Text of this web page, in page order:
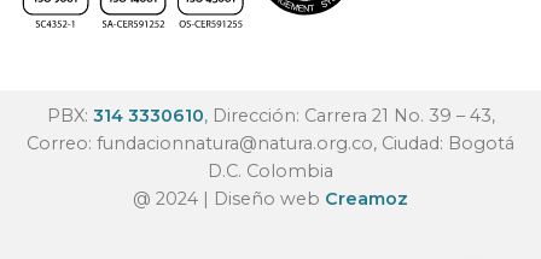
PBX: 314 3330610, Dirección: Carrera 21 No. 39 – 43,
Correo: fundacionnatura@natura.org.co, Ciudad: Bogotá
D.C. Colombia
@ 2024 | Diseño web Creamoz